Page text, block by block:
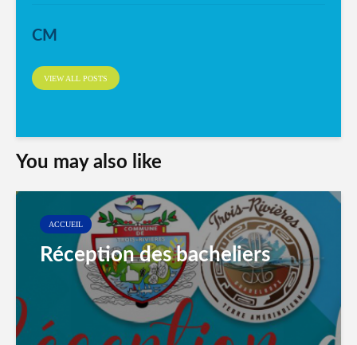
CM
VIEW ALL POSTS
You may also like
ACCUEIL
Réception des bacheliers